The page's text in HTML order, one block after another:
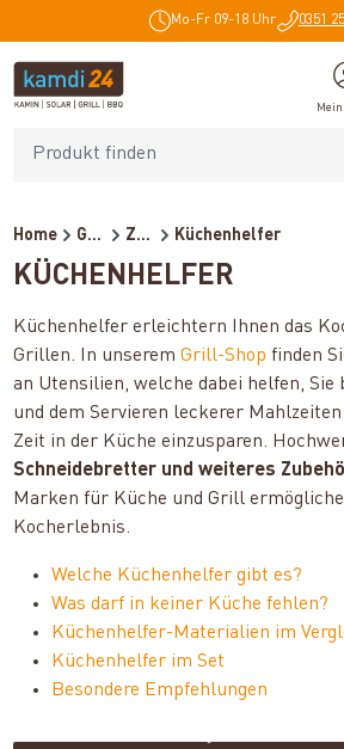
Mo-Fr 09-18 Uhr 0351
Home Grillzubehör Zubehör Küchenhelfer
KÜCHENHELFER
Küchenhelfer erleichtern Ihnen das
Grillen. In unseremGrill-Shop finden
an Utensilien, welche dabei helfen, Sie
und dem Servieren leckerer
Zeit in der Küche einzusparen.
Schneidebretter und weiteres
Marken für Küche und Grill
Kocherlebnis.
Welche Küchenhelfer gibt es?
Was darf in keiner Küche fehlen?
Küchenhelfer-Materialien im
Küchenhelfer im Set
Besondere Empfehlungen